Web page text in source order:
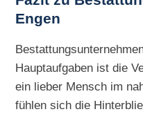
Engen
Hauptaufgaben ist die
ein lieber Mensch im
fühlen sich die